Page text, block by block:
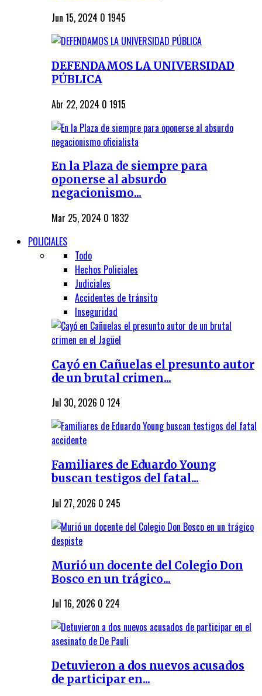
Jun 15, 2024 0 1945
DEFENDAMOS LA UNIVERSIDAD
PÚBLICA
Abr 22, 2024 0 1915
En la Plaza de siempre para
oponerse al absurdo
negacionismo...
Mar 25, 2024 0 1832
POLICIALES
Todo
Hechos Policiales
Judiciales
Accidentes de tránsito
Inseguridad
Cayó en Cañuelas el presunto autor
de un brutal crimen...
Jul 30, 2026 0 124
Familiares de Eduardo Young
buscan testigos del fatal...
Jul 27, 2026 0 245
Murió un docente del Colegio Don
Bosco en un trágico...
Jul 16, 2026 0 224
Detuvieron a dos nuevos acusados
de participar en...